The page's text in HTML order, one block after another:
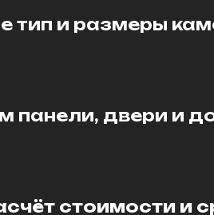
тип и размеры
панели, двери и
стоимости и